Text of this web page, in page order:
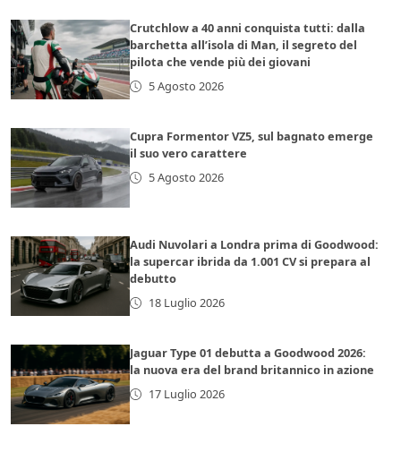
Crutchlow a 40 anni conquista tutti: dalla
barchetta all’isola di Man, il segreto del
pilota che vende più dei giovani
5 Agosto 2026
Cupra Formentor VZ5, sul bagnato emerge
il suo vero carattere
5 Agosto 2026
Audi Nuvolari a Londra prima di Goodwood:
la supercar ibrida da 1.001 CV si prepara al
debutto
18 Luglio 2026
Jaguar Type 01 debutta a Goodwood 2026:
la nuova era del brand britannico in azione
17 Luglio 2026